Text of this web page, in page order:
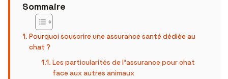
Sommaire
Pourquoi souscrire une assurance santé dédiée au
chat ?
Les particularités de l’assurance pour chat
face aux autres animaux